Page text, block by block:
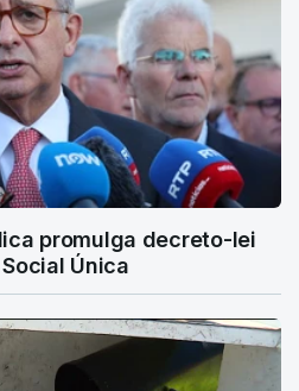
promulga decreto-lei
Única